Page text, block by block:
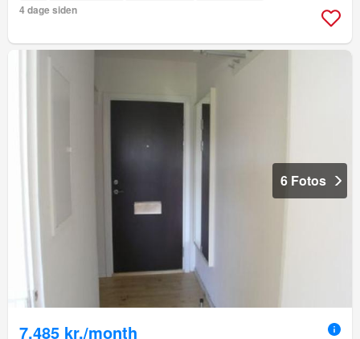
4 dage siden
6 Fotos
7.485 kr./month